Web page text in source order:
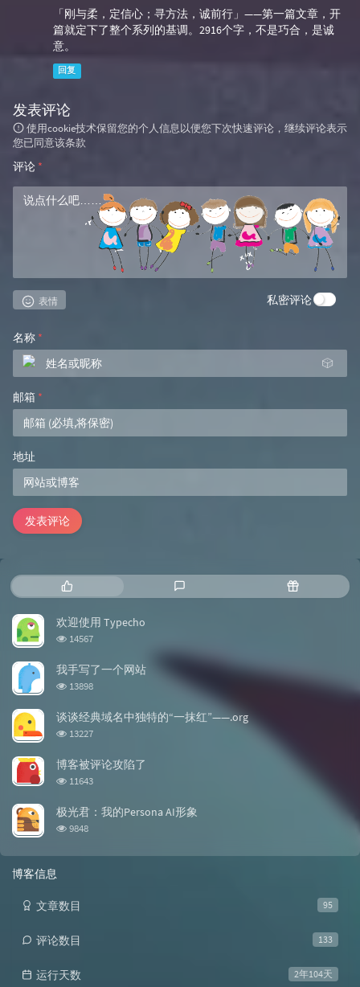
「刚与柔，定信心；寻方法，诚前行」——第一篇文章，开
篇就定下了整个系列的基调。2916个字，不是巧合，是诚
意。
回复
发表评论
使用cookie技术保留您的个人信息以便您下次快速评论，继续评论表示
您已同意该条款
评论 *
表情 私密评论
名称 *
🎲
邮箱 *
地址
发表评论
热门文章 随机文章
欢迎使用 Typecho
浏览次数:
14567
我手写了一个网站
浏览次数:
13898
谈谈经典域名中独特的“一抹红”——.org
浏览次数:
13227
博客被评论攻陷了
浏览次数:
11643
极光君：我的Persona AI形象
浏览次数:
9848
博客信息
95
文章数目
133
评论数目
2年104天
运行天数